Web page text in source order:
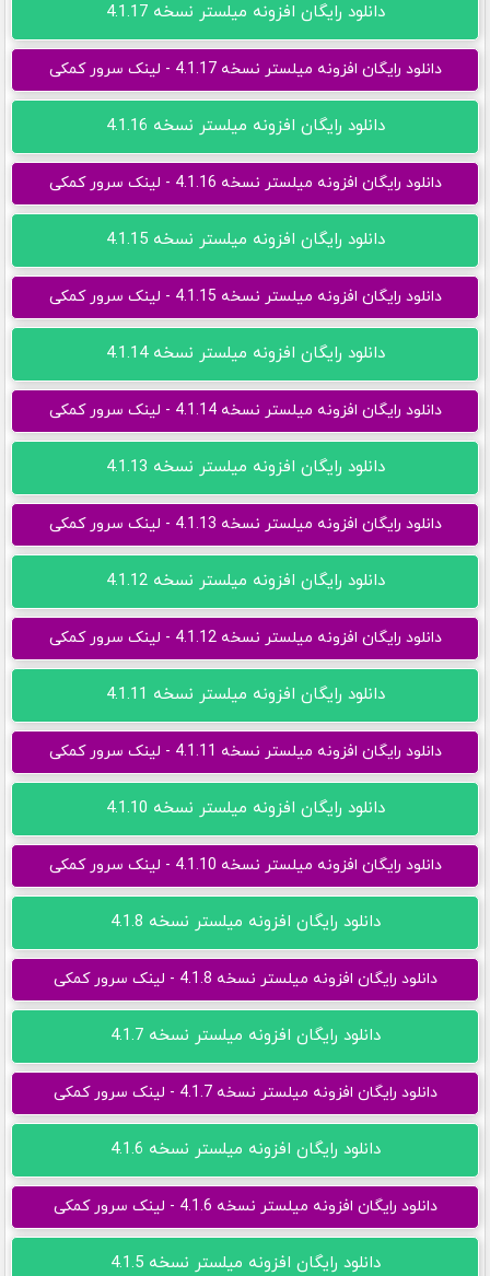
دانلود رایگان افزونه میلستر نسخه 4.1.17
دانلود رایگان افزونه میلستر نسخه 4.1.17 - لینک سرور کمکی
دانلود رایگان افزونه میلستر نسخه 4.1.16
دانلود رایگان افزونه میلستر نسخه 4.1.16 - لینک سرور کمکی
دانلود رایگان افزونه میلستر نسخه 4.1.15
دانلود رایگان افزونه میلستر نسخه 4.1.15 - لینک سرور کمکی
دانلود رایگان افزونه میلستر نسخه 4.1.14
دانلود رایگان افزونه میلستر نسخه 4.1.14 - لینک سرور کمکی
دانلود رایگان افزونه میلستر نسخه 4.1.13
دانلود رایگان افزونه میلستر نسخه 4.1.13 - لینک سرور کمکی
دانلود رایگان افزونه میلستر نسخه 4.1.12
دانلود رایگان افزونه میلستر نسخه 4.1.12 - لینک سرور کمکی
دانلود رایگان افزونه میلستر نسخه 4.1.11
دانلود رایگان افزونه میلستر نسخه 4.1.11 - لینک سرور کمکی
دانلود رایگان افزونه میلستر نسخه 4.1.10
دانلود رایگان افزونه میلستر نسخه 4.1.10 - لینک سرور کمکی
دانلود رایگان افزونه میلستر نسخه 4.1.8
دانلود رایگان افزونه میلستر نسخه 4.1.8 - لینک سرور کمکی
دانلود رایگان افزونه میلستر نسخه 4.1.7
دانلود رایگان افزونه میلستر نسخه 4.1.7 - لینک سرور کمکی
دانلود رایگان افزونه میلستر نسخه 4.1.6
دانلود رایگان افزونه میلستر نسخه 4.1.6 - لینک سرور کمکی
دانلود رایگان افزونه میلستر نسخه 4.1.5